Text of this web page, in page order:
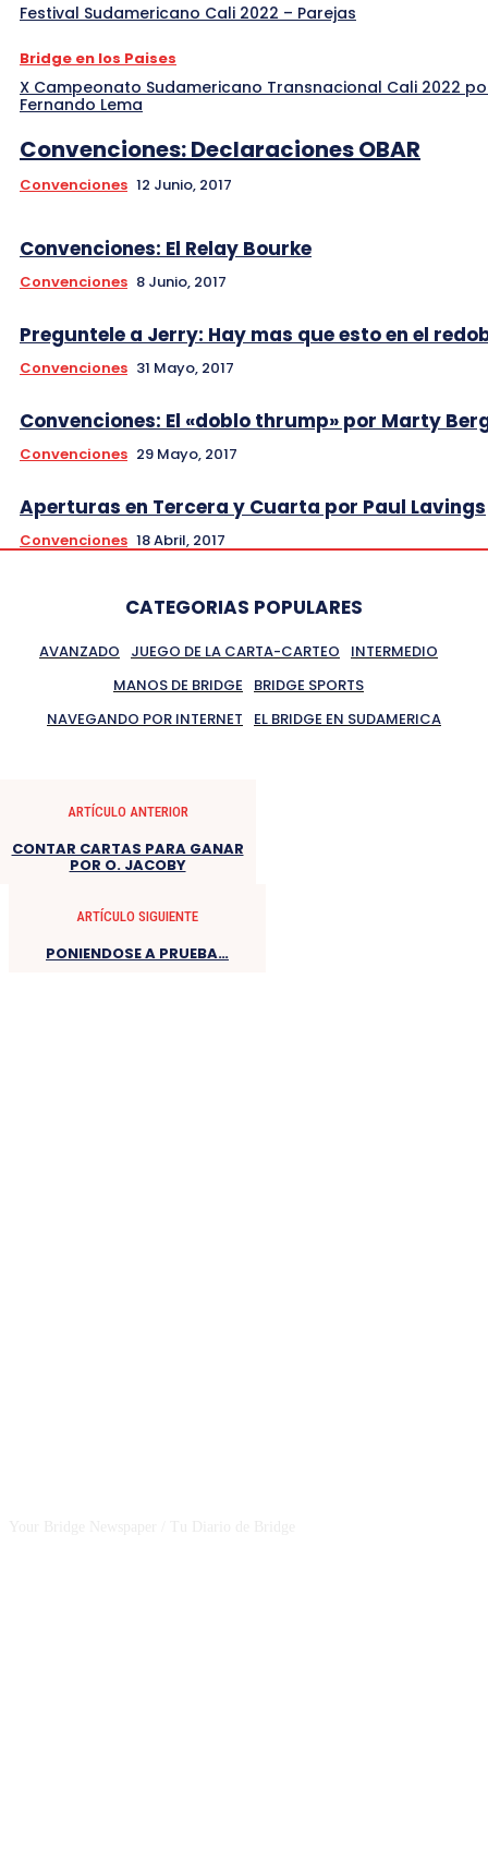
Festival Sudamericano Cali 2022 – Parejas
Bridge en los Paises
X Campeonato Sudamericano Transnacional Cali 2022
Fernando Lema
Convenciones: Declaraciones OBAR
Convenciones 12 Junio, 2017
Convenciones: El Relay Bourke
Convenciones 8 Junio, 2017
Preguntele a Jerry: Hay mas que esto en el
Convenciones 31 Mayo, 2017
Convenciones: El «doblo thrump» por Marty
Convenciones 29 Mayo, 2017
Aperturas en Tercera y Cuarta por Paul Lavings
Convenciones 18 Abril, 2017
CATEGORIAS POPULARES
AVANZADO JUEGO DE LA CARTA-CARTEO
INTERMEDIO
MANOS DE BRIDGE
BRIDGE SPORTS
NAVEGANDO POR INTERNET
EL BRIDGE EN SUDAMERICA
ARTÍCULO ANTERIOR
CONTAR CARTAS PARA GANAR
POR O. JACOBY
ARTÍCULO SIGUIENTE
PONIENDOSE A PRUEBA…